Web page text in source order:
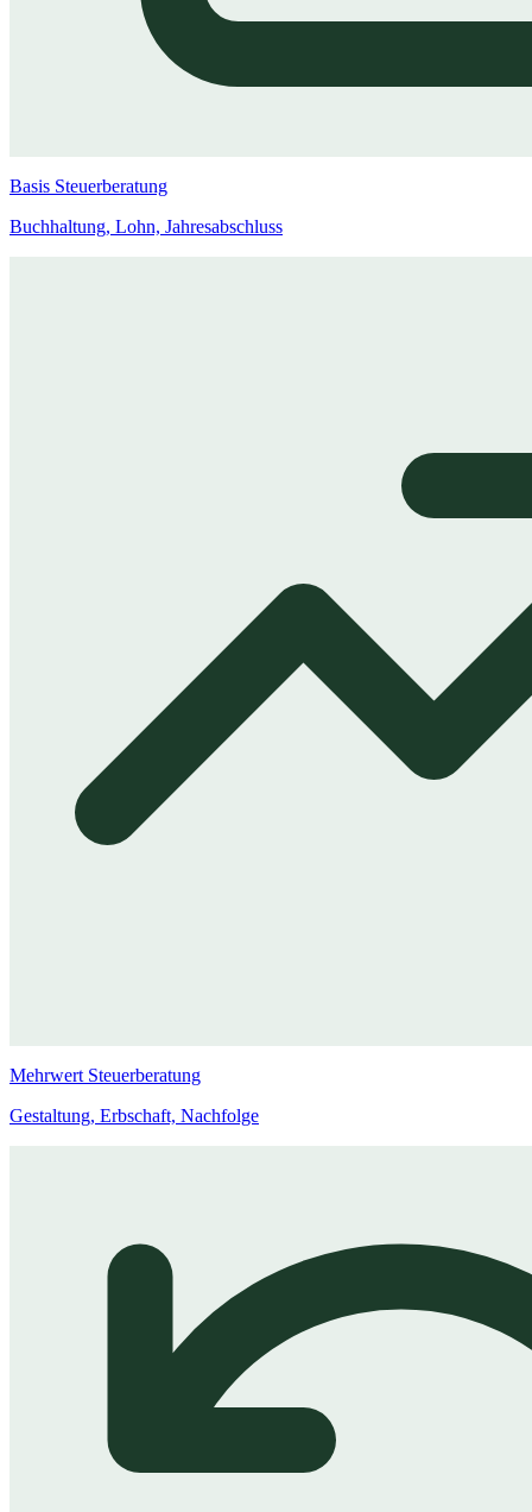
Basis Steuerberatung
Buchhaltung, Lohn, Jahresabschluss
Mehrwert Steuerberatung
Gestaltung, Erbschaft, Nachfolge